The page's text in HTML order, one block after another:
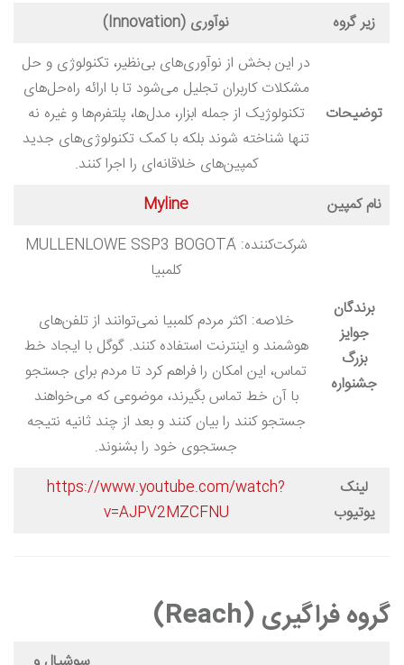
زیر گروه نوآوری (Innovation)
توضیحات
در این بخش از نوآوری‌های بی‌نظیر، تکنولوژی و حل
مشکلات کاربران تجلیل می‌شود تا با ارائه راه‌حل‌های
تکنولوژیک از جمله ابزار، مدل‌ها، پلتفرم‌ها و غیره نه
تنها شناخته شوند بلکه با کمک تکنولوژی‌های جدید
کمپین‌های خلاقانه‌ای را اجرا کنند.
نام کمپین
Myline
برندگان
جوایز
بزرگ
جشنواره
شرکت‌کننده: MULLENLOWE SSP3 BOGOTÁ
کلمبیا
خلاصه: اکثر مردم کلمبیا نمی‌توانند از تلفن‌های
هوشمند و اینترنت استفاده کنند. گوگل با ایجاد خط
تماس، این امکان را فراهم کرد تا مردم برای جستجو
با آن خط تماس بگیرند، موضوعی که می‌خواهند
جستجو کنند را بیان کنند و بعد از چند ثانیه نتیجه
جستجوی خود را بشنوند.
لینک
یوتیوب
https://www.youtube.com/watch?
v=AJPV2MZCFNU
گروه فراگیری (Reach)